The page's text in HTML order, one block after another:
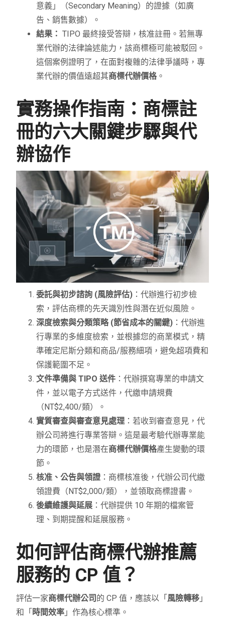
意義」（Secondary Meaning）的證據（如廣
告、銷售數據）。
結果： TIPO 最終接受答辯，核准註冊。若無專
業代辦的法律論述能力，該商標極可能被駁回。
這個案例證明了，在面對複雜的法律爭議時，專
業代辦的價值遠超其商標代辦價格。
實務操作指南：商標註
冊的六大關鍵步驟與代
辦協作
委託與初步諮詢 (風險評估) ：代辦進行初步檢
索，評估商標的先天識別性與潛在近似風險。
深度檢索與分類策略 (節省成本的關鍵) ：代辦進
行專業的多維度檢索，並根據您的商業模式，精
準確定尼斯分類和商品/服務細項，避免超項費和
保護範圍不足。
文件準備與 TIPO 送件 ：代辦撰寫專業的申請文
件，並以電子方式送件，代繳申請規費
（NT$2,400/類）。
實質審查與審查意見處理 ：若收到審查意見，代
辦公司將進行專業答辯。這是最考驗代辦專業能
力的環節，也是潛在商標代辦價格產生變動的環
節。
核准、公告與領證 ：商標核准後，代辦公司代繳
領證費（NT$2,000/類），並領取商標證書。
後續維護與延展 ：代辦提供 10 年期的檔案管
理、到期提醒和延展服務。
如何評估商標代辦推薦
服務的 CP 值？
評估一家商標代辦公司 的 CP 值，應該以「 風險轉移 」
和「 時間效率 」作為核心標準。